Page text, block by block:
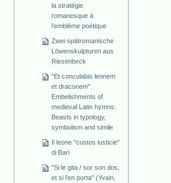
la stratégie
romanesque à
l'emblème poétique
Zwei spätromanische
Löwenskulpturen aus
Riesenbeck
"Et conculabis leonem
et draconem".
Embelishments of
medieval Latin hymns:
Beasts in typology,
symbolism and simile
Il leone "custos iusticie"
di Bari
"Si le gita / sor son dos,
et si l'en porta" (Yvain,